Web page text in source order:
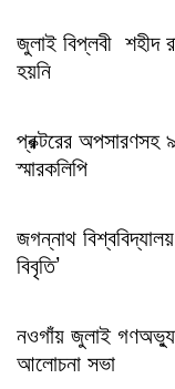
জুলাই বিপ্লবী শহীদ
হয়নি
প্রক্টরের অপসারণসহ
স্মারকলিপি
জগন্নাথ
বিবৃতি’
নওগাঁয় জুলাই
আলোচনা সভা